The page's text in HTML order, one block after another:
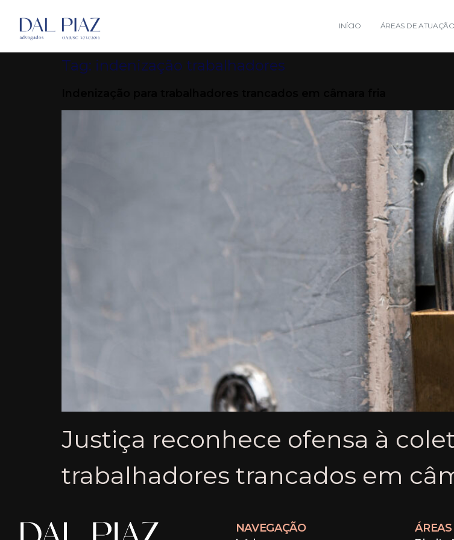
INÍCIO ÁREAS DE ATUAÇÃO
Tag: indenização trabalhadores
Justiça reconhece ofensa à
trabalhadores trancados em
NAVEGAÇÃO